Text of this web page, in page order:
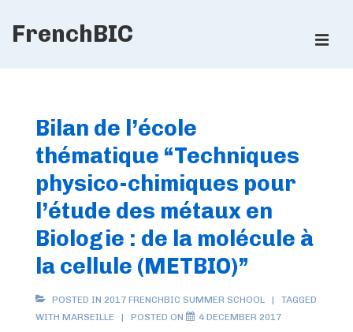
SkipFrenchBIC
Bilan de l’école
thématique “Techniques
physico-chimiques pour
l’étude des métaux en
Biologie : de la molécule à
la cellule (METBIO)”
POSTED IN 2017 FRENCHBIC SUMMER SCHOOL
TAGGED
WITH MARSEILLE POSTED ON 4 DECEMBER 2017